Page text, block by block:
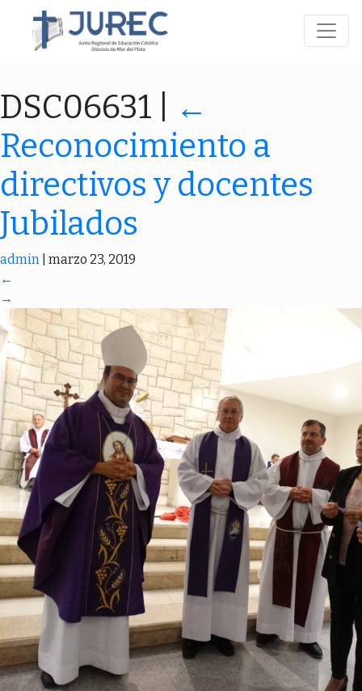
DSC06631
←
Reconocimiento a
directivos y docentes
Jubilados
admin marzo 23, 2019
←
→